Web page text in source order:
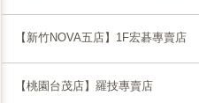
【新竹NOVA五店】1F宏碁專賣店
【桃園台茂店】羅技專賣店